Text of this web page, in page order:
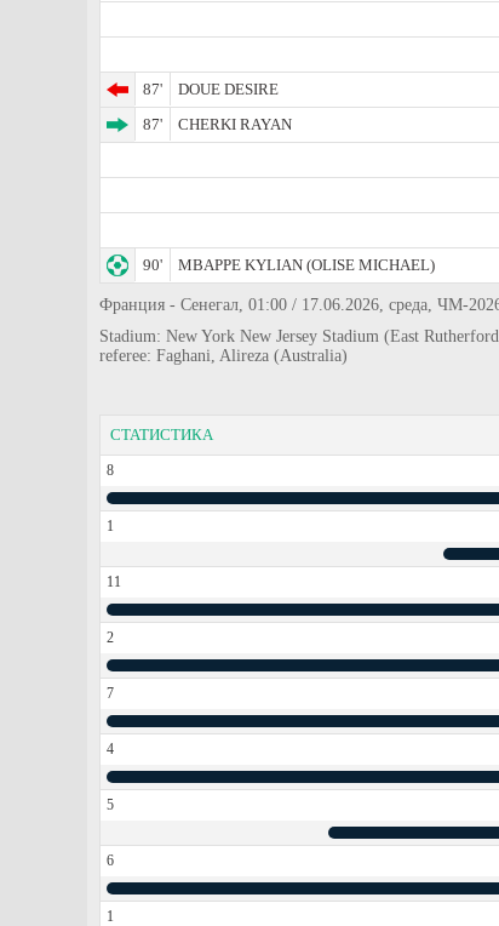
87'
DOUE DESIRE
87'
CHERKI RAYAN
90'
MBAPPE KYLIAN (OLISE MICHAEL)
Франция - Сенегал, 01:00 / 17.06.2026, среда, ЧМ-
Stadium: New York New Jersey Stadium (East
referee: Faghani, Alireza (Australia)
СТАТИСТИКА
8
1
11
2
7
4
5
6
1